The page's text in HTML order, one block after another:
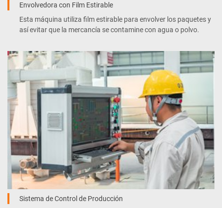
Envolvedora con Film Estirable
Esta máquina utiliza film estirable para envolver los paquetes y
así evitar que la mercancía se contamine con agua o polvo.
Sistema de Control de Producción